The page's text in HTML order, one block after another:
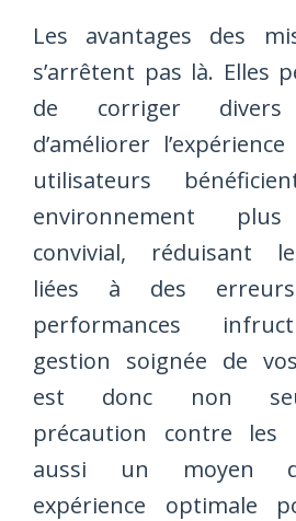
Les avantages des
s’arrêtent pas là. Elles
de corriger
d’améliorer
utilisateurs
environnement
convivial, réduisant
liées à des
performances
gestion soignée de
est donc non
précaution contre les
aussi un moyen
expérience optimale